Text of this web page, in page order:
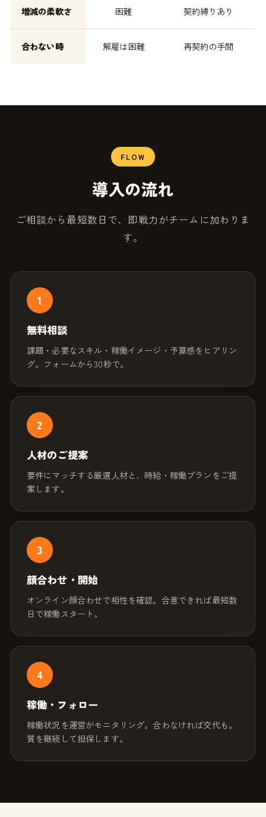
増減の柔軟さ 困難 契約縛りあり
合わない時 解雇は困難 再契約の手間
FLOW
導入の流れ
ご相談から最短数日で、即戦力がチームに加わりま
す。
1
無料相談
課題・必要なスキル・稼働イメージ・予算感をヒアリン
グ。フォームから30秒で。
2
人材のご提案
要件にマッチする厳選人材と、時給・稼働プランをご提
案します。
3
顔合わせ・開始
オンライン顔合わせで相性を確認。合意できれば最短数
日で稼働スタート。
4
稼働・フォロー
稼働状況を運営がモニタリング。合わなければ交代も。
質を継続して担保します。